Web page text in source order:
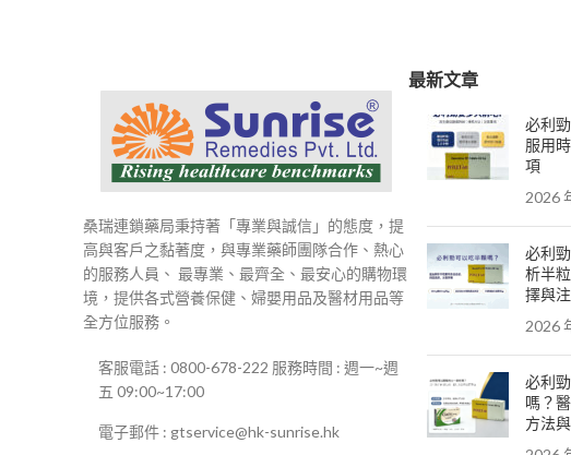
桑瑞連鎖藥局秉持著「專業與誠信」的態度，提
高與客戶之黏著度，與專業藥師團隊合作、熱心
的服務人員、 最專業、最齊全、最安心的購物環
境，提供各式營養保健、婦嬰用品及醫材用品等
全方位服務。
客服電話 : 0800-678-222 服務時間 : 週一~週
五 09:00~17:00
電子郵件 : gtservice@hk-sunrise.hk
最新文章
必利
服用
項
2026
必利
析半
擇與
2026
必利
嗎？
方法